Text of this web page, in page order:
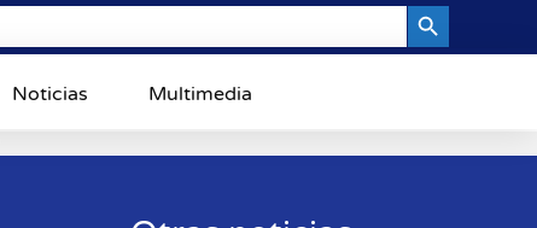
Noticias Multimedia